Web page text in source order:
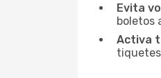
Evita
boletos
Activa